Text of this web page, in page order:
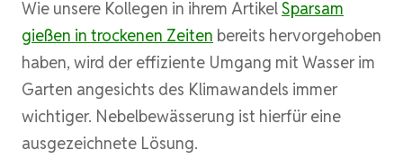
Wie unsere Kollegen in ihrem ArtikelSparsam
gießen in trockenen Zeiten bereits hervorgehoben
haben, wird der effiziente Umgang mit Wasser im
Garten angesichts des Klimawandels immer
wichtiger. Nebelbewässerung ist hierfür eine
ausgezeichnete Lösung.